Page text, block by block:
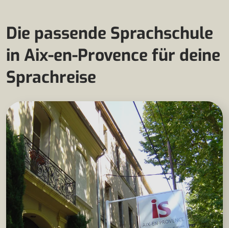
Die passende Sprachschule
in Aix-en-Provence für deine
Sprachreise